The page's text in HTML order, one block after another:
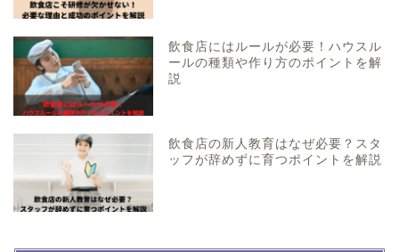
飲食店にはルールが必要！ハウスル
ールの種類や作り方のポイントを解
説
飲食店の新人教育はなぜ必要？スタ
ッフが辞めずに育つポイントを解説